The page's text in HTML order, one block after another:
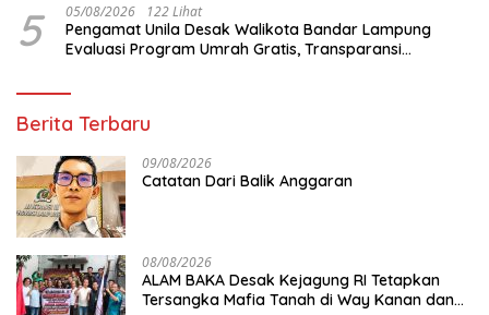
PKPCK Disorot
5 05/08/2026 122 Lihat
Pengamat Unila Desak Walikota Bandar Lampung
Evaluasi Program Umrah Gratis, Transparansi
Berita Terbaru
09/08/2026
Catatan Dari Balik Anggaran
08/08/2026
ALAM BAKA Desak Kejagung RI Tetapkan
Tersangka Mafia Tanah di Way Kanan dan